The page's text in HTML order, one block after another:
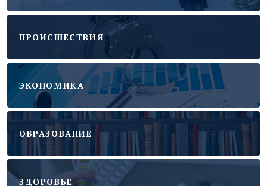
ПРОИСШЕСТВИЯ
ЭКОНОМИКА
ОБРАЗОВАНИЕ
ЗДОРОВЬЕ